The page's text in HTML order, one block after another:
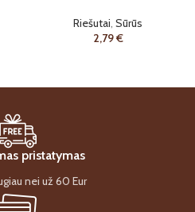
Riešutai, Sūrūs
2,79€
pristatymas
nei už 60 Eur